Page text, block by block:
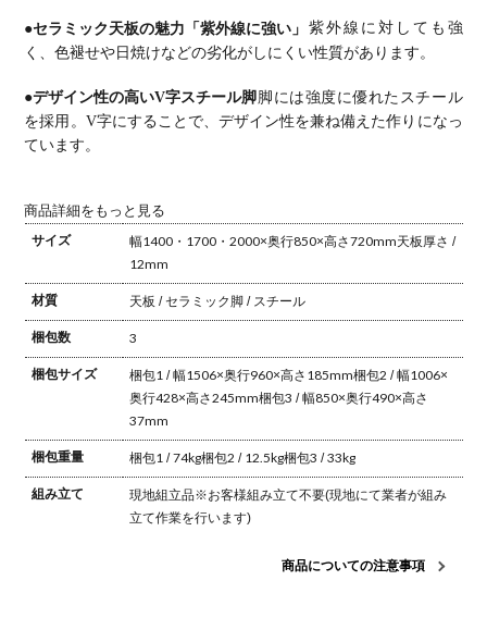
●セラミック天板の魅力「紫外線に強い」 紫外線に対しても強
く、色褪せや日焼けなどの劣化がしにくい性質があります。
●デザイン性の高いV字スチール脚脚には強度に優れたスチール
を採用。V字にすることで、デザイン性を兼ね備えた作りになっ
ています。
商品詳細をもっと見る
サイズ
幅1400・1700・2000×奥行850×高さ720mm天板厚さ /
12mm
材質 天板 / セラミック 脚 / スチール
梱包数 3
梱包サイズ 梱包1 / 幅1506×奥行960×高さ185mm梱包2 / 幅1006×
奥行428×高さ245mm梱包3 / 幅850×奥行490×高さ
37mm
梱包重量 梱包1 / 74kg梱包2 / 12.5kg梱包3 / 33kg
組み立て 現地組立品※お客様組み立て不要(現地にて業者が組み
立て作業を行います)
商品についての注意事項